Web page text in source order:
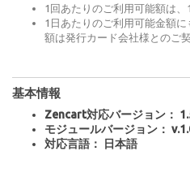
1回あたりのご利用可能額は、
1日あたりのご利用可能金額
額は発行カード会社様とのご契
基本情報
Zencart対応バージョン：
モジュールバージョン：
対応言語： 日本語